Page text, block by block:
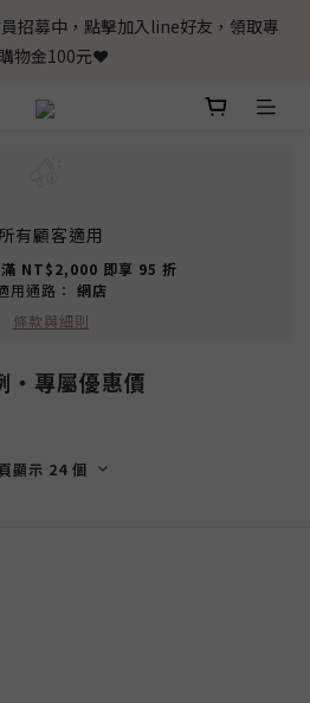
招募中，點擊加入line好友，領取專
物金100元❤️
所有顧客適用
滿 NT$2,000 即享 95 折
用通路： 網店
條款與細則
‧專屬優惠價
顯示 24 個